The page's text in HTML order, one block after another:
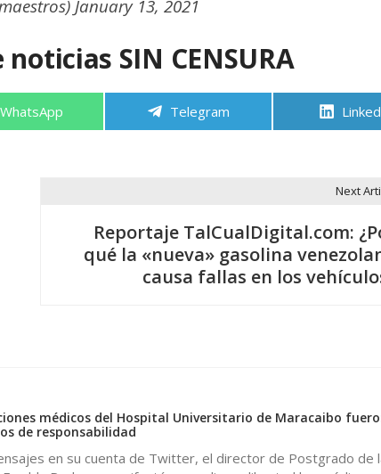
January 13, 2021
SIN CENSURA
Compartir
WhatsApp Compartir
Telegram
Next
Reportaje TalCualDigital.com:
qué la «nueva» gasolina
causa fallas en los
médicos del Hospital Universitario de Maracaibo
de responsabilidad
en su cuenta de Twitter, el director de Postgrado de